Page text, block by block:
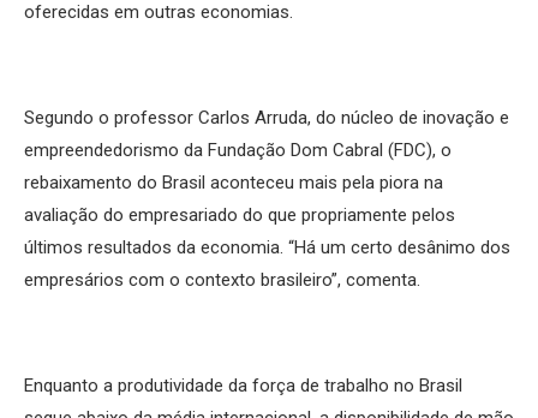
oferecidas em outras economias.
Segundo o professor Carlos Arruda, do núcleo de inovação e
empreendedorismo da Fundação Dom Cabral (FDC), o
rebaixamento do Brasil aconteceu mais pela piora na
avaliação do empresariado do que propriamente pelos
últimos resultados da economia. “Há um certo desânimo dos
empresários com o contexto brasileiro”, comenta.
Enquanto a produtividade da força de trabalho no Brasil